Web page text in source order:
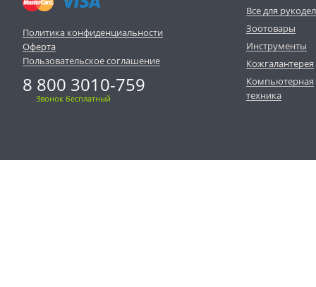
Политика конфиденциальности
Оферта
Пользовательское соглашение
8 800 3010-759
Звонок бесплатный
Все для
Зоотовары
Инструменты
Кожгалантерея
Компьютерная
техника